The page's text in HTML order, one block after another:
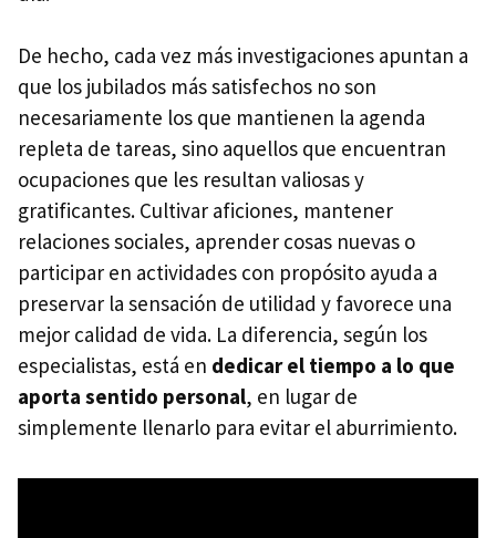
De hecho, cada vez más investigaciones apuntan a
que los jubilados más satisfechos no son
necesariamente los que mantienen la agenda
repleta de tareas, sino aquellos que encuentran
ocupaciones que les resultan valiosas y
gratificantes. Cultivar aficiones, mantener
relaciones sociales, aprender cosas nuevas o
participar en actividades con propósito ayuda a
preservar la sensación de utilidad y favorece una
mejor calidad de vida. La diferencia, según los
especialistas, está en dedicar el tiempo a lo que
aporta sentido personal, en lugar de
simplemente llenarlo para evitar el aburrimiento.